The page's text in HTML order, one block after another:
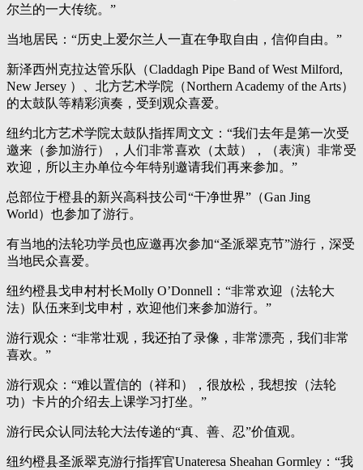
尔兰的一大传统。”
当地居民：“历史上爱尔兰人一直在争取自由，信仰自由。”
新泽西州克拉达管乐队（Claddagh Pipe Band of West Milford,
New Jersey ）、北方艺术学院（Northern Academy of the Arts）
的太鼓队等精彩演奏，受到观众喜爱。
纽约北方艺术学院太鼓队指挥周文文：“我们去年是第一次受
邀来（参加游行），人们非常喜欢（太鼓），（表演）非常受
欢迎，所以主办单位今年特别邀请我们再来参加。”
总部位于橙县的新兴高科技公司“干净世界”（Gan Jing
World）也参加了游行。
有当地的法轮功学员也应邀再次参加“圣派翠克节”游行，深受
当地民众喜爱。
纽约橙县戈申村村长Molly O’Donnell：“非常欢迎（法轮大
法）队伍来到戈申村，欢迎他们来参加游行。”
游行观众：“非常壮观，我还拍了录像，非常漂亮，我们非常
喜欢。”
游行观众：“难以置信的（祥和），很放松，我想按（法轮
功）卡片的介绍去上课学习打坐。”
游行民众认同法轮大法传递的“真、善、忍”价值观。
纽约橙县圣派翠克游行指挥官Unateresa Sheahan Gormley：“我